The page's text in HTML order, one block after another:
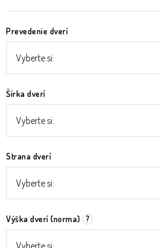
Prevedenie dverí
Šírka dverí
Strana dverí
Výška dverí (norma) ?